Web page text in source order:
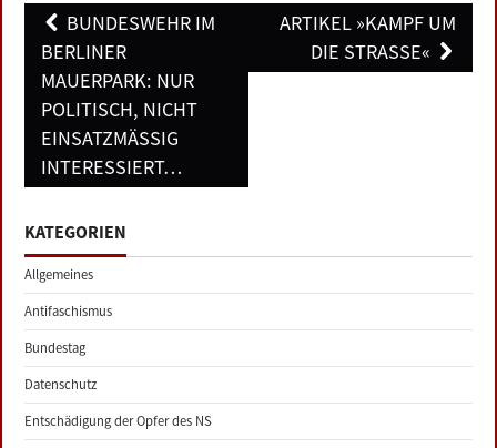
Post
navigation
BUNDESWEHR IM
BERLINER
MAUERPARK: NUR
POLITISCH, NICHT
EINSATZMÄSSIG I
NTERESSIERT…
ARTIKEL »KAMPF UM
DIE STRASSE«
KATEGORIEN
Allgemeines
Antifaschismus
Bundestag
Datenschutz
Entschädigung der Opfer des NS